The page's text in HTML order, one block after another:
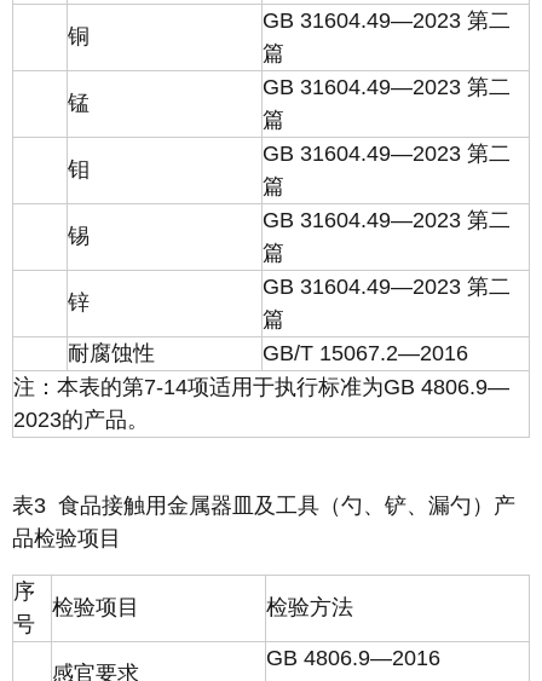
铜
GB 31604.49—2023 第二
篇
锰
GB 31604.49—2023 第二
篇
钼
GB 31604.49—2023 第二
篇
锡
GB 31604.49—2023 第二
篇
锌
GB 31604.49—2023 第二
篇
耐腐蚀性
GB/T 15067.2—2016
注：本表的第7-14项适用于执行标准为GB 4806.9—
2023的产品。
表3 食品接触用金属器皿及工具（勺、铲、漏勺）产
品检验项目
序
号
检验项目 检验方法
感官要求
GB 4806.9—2016